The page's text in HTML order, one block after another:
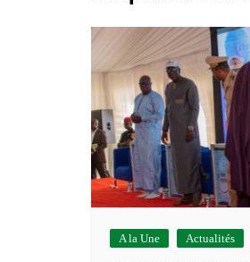
Energie/
Services
A la Une Actualités